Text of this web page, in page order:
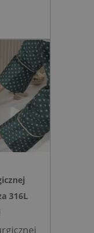
w
316L